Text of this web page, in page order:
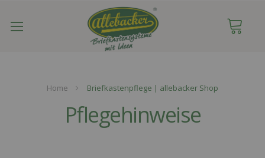
Home Briefkastenpflege | allebacker Shop
Pflegehinweise